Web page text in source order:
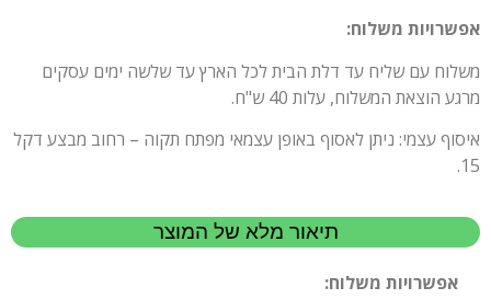
אפשרויות משלוח:
משלוח עם שליח עד דלת הבית לכל הארץ עד שלשה ימים עסקים
מרגע הוצאת המשלוח, עלות 40 ש"ח.
איסוף עצמי: ניתן לאסוף באופן עצמאי מפתח תקוה – רחוב מבצע דקל
15.
תיאור מלא של המוצר
אפשרויות משלוח: